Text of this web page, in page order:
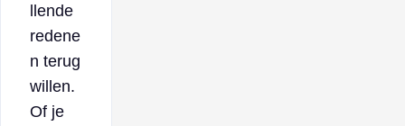
llende
redene
n terug
willen.
Of je